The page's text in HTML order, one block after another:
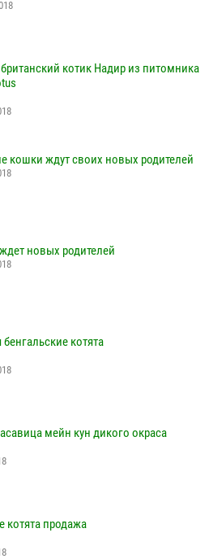
британский котик Надир из питомника
кошки ждут своих новых родителей
новых родителей
котята
мейн кун дикого окраса
котята продажа